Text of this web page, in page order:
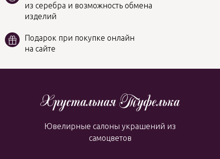
из серебра и возможность обмена
изделий
Подарок при покупке онлайн
на сайте
Ювелирные салоны украшений из
самоцветов